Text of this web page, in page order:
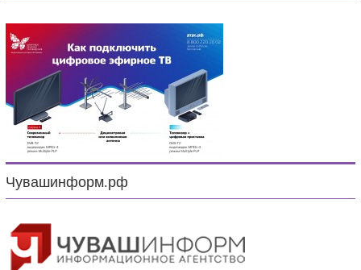
Чувашинформ.рф